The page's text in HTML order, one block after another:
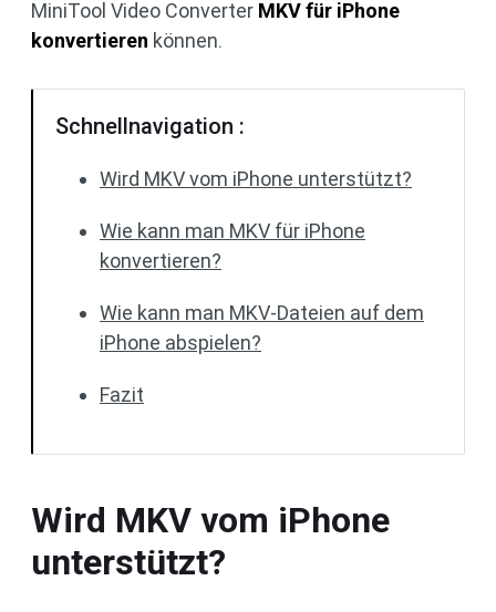
MiniTool Video Converter MKV für iPhone
konvertieren können.
Schnellnavigation :
Wird MKV vom iPhone unterstützt?
Wie kann man MKV für iPhone
konvertieren?
Wie kann man MKV-Dateien auf dem
iPhone abspielen?
Fazit
Wird MKV vom iPhone
unterstützt?